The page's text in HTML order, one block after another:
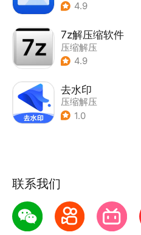
4.9
7z解压缩软件
压缩解压
4.9
去水印
压缩解压
1.0
联系我们